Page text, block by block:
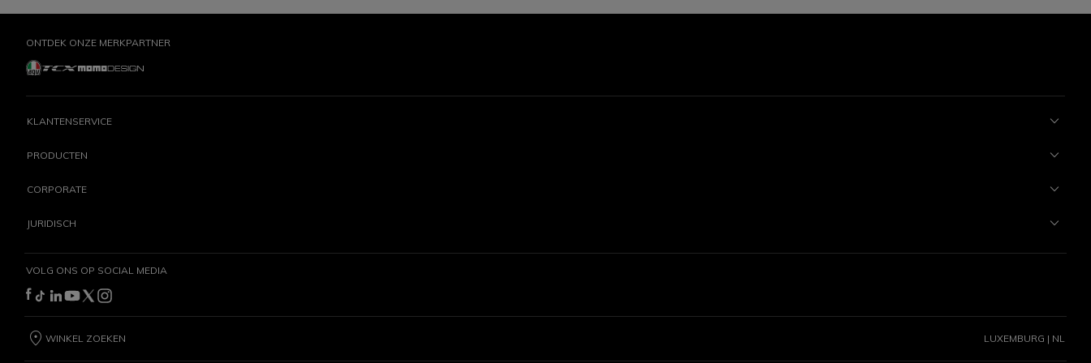
ONTDEK ONZE MERKPARTNER
KLANTENSERVICE
PRODUCTEN
CORPORATE
JURIDISCH
VOLG ONS OP SOCIAL MEDIA
WINKEL ZOEKEN LUXEMBURG | NL